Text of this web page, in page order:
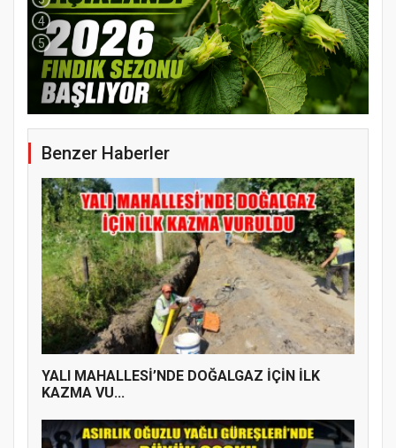
YENİ PARTİ TERME İLÇE BAŞKANLIĞINDA
ÜYE KATILIM PROGRAMI
4
5
Benzer Haberler
YALI MAHALLESİ’NDE DOĞALGAZ İÇİN İLK
KAZMA VU...